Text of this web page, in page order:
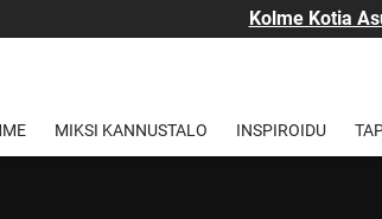
Kolme Kotia
MIKSI KANNUSTALO INSPIROIDU